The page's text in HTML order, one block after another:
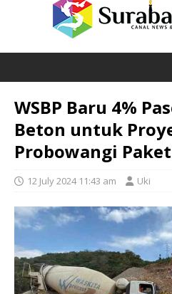
WSBP Baru 4%
Beton untuk
Probowangi
12 July 2024 11:43 am Uki